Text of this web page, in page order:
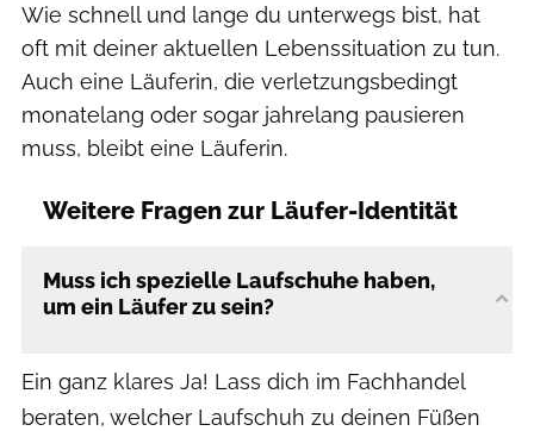
Wie schnell und lange du unterwegs bist, hat
oft mit deiner aktuellen Lebenssituation zu tun.
Auch eine Läuferin, die verletzungsbedingt
monatelang oder sogar jahrelang pausieren
muss, bleibt eine Läuferin.
Weitere Fragen zur Läufer-Identität
Muss ich spezielle Laufschuhe haben,
um ein Läufer zu sein?
Ein ganz klares Ja! Lass dich im Fachhandel
beraten, welcher Laufschuh zu deinen Füßen